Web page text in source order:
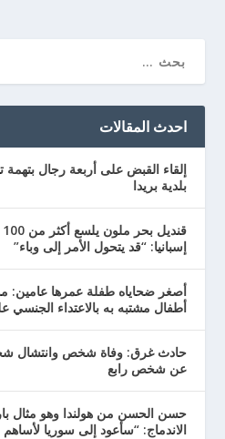
احدث المقالات
إلقاء القبض على أربعة رجال بتهمة
بلدية بريدا
إسبانيا: “قد يتحول الأمر إلى وباء”
أصغر ضحاياه طفلة عمرها
أطفال مشتبه به بالاعتداء الجنسي على
حادث غرق: وفاة شخص وانتشال
عن شخص رابع
حسن الحسن من هولندا وهو مثال
الاندماج: “سأعود إلى سوريا لأساهم